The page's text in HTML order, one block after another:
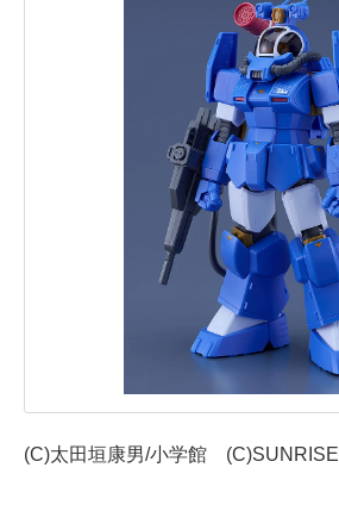
(C)太田垣康男/小学館 (C)SUNRISE